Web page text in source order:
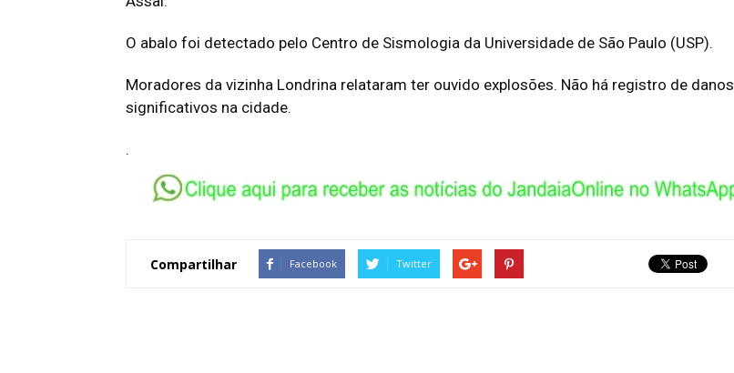
O abalo foi detectado pelo Centro de Sismologia da Universidade de São Paulo (USP).
Moradores da vizinha Londrina relataram ter ouvido explosões. Não há registro de danos
significativos na cidade.
.
Compartilhar Facebook Twitter